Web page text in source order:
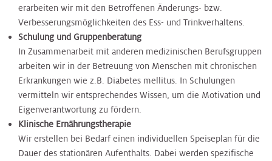
erarbeiten wir mit den Betroffenen Änderungs- bzw.
Verbesserungsmöglichkeiten des Ess- und Trinkverhaltens.
Schulung und Gruppenberatung
In Zusammenarbeit mit anderen medizinischen Berufsgruppen
arbeiten wir in der Betreuung von Menschen mit chronischen
Erkrankungen wie z.B. Diabetes mellitus. In Schulungen
vermitteln wir entsprechendes Wissen, um die Motivation und
Eigenverantwortung zu fördern.
Klinische Ernährungstherapie
Wir erstellen bei Bedarf einen individuellen Speiseplan für die
Dauer des stationären Aufenthalts. Dabei werden spezifische